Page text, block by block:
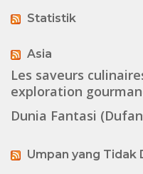
Statistik
Asia
Les saveurs
exploration
Dunia Fantasi
Umpan yang Tidak